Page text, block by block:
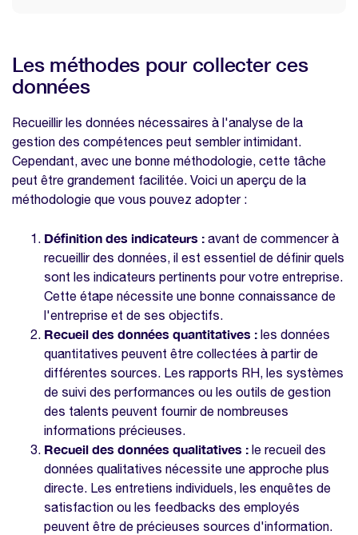
Les méthodes pour collecter ces
données
Recueillir les données nécessaires à l'analyse de la
gestion des compétences peut sembler intimidant.
Cependant, avec une bonne méthodologie, cette tâche
peut être grandement facilitée. Voici un aperçu de la
méthodologie que vous pouvez adopter :
Définition des indicateurs : avant de commencer à
recueillir des données, il est essentiel de définir quels
sont les indicateurs pertinents pour votre entreprise.
Cette étape nécessite une bonne connaissance de
l'entreprise et de ses objectifs.
Recueil des données quantitatives : les données
quantitatives peuvent être collectées à partir de
différentes sources. Les rapports RH, les systèmes
de suivi des performances ou les outils de gestion
des talents peuvent fournir de nombreuses
informations précieuses.
Recueil des données qualitatives : le recueil des
données qualitatives nécessite une approche plus
directe. Les entretiens individuels, les enquêtes de
satisfaction ou les feedbacks des employés
peuvent être de précieuses sources d'information.